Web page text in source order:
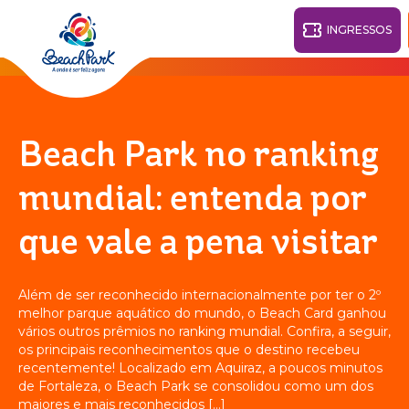
PRAIA
O DESTINO
Fortaleza - CE 28°
INGRESSOS
Voltar
AQUA
PARK
OHANA
BEACH
RESORT
Beach Park no ranking
mundial: entenda por
que vale a pena visitar
Além de ser reconhecido internacionalmente por ter o 2º
melhor parque aquático do mundo, o Beach Card ganhou
vários outros prêmios no ranking mundial. Confira, a seguir,
os principais reconhecimentos que o destino recebeu
recentemente! Localizado em Aquiraz, a poucos minutos
de Fortaleza, o Beach Park se consolidou como um dos
maiores e mais reconhecidos […]